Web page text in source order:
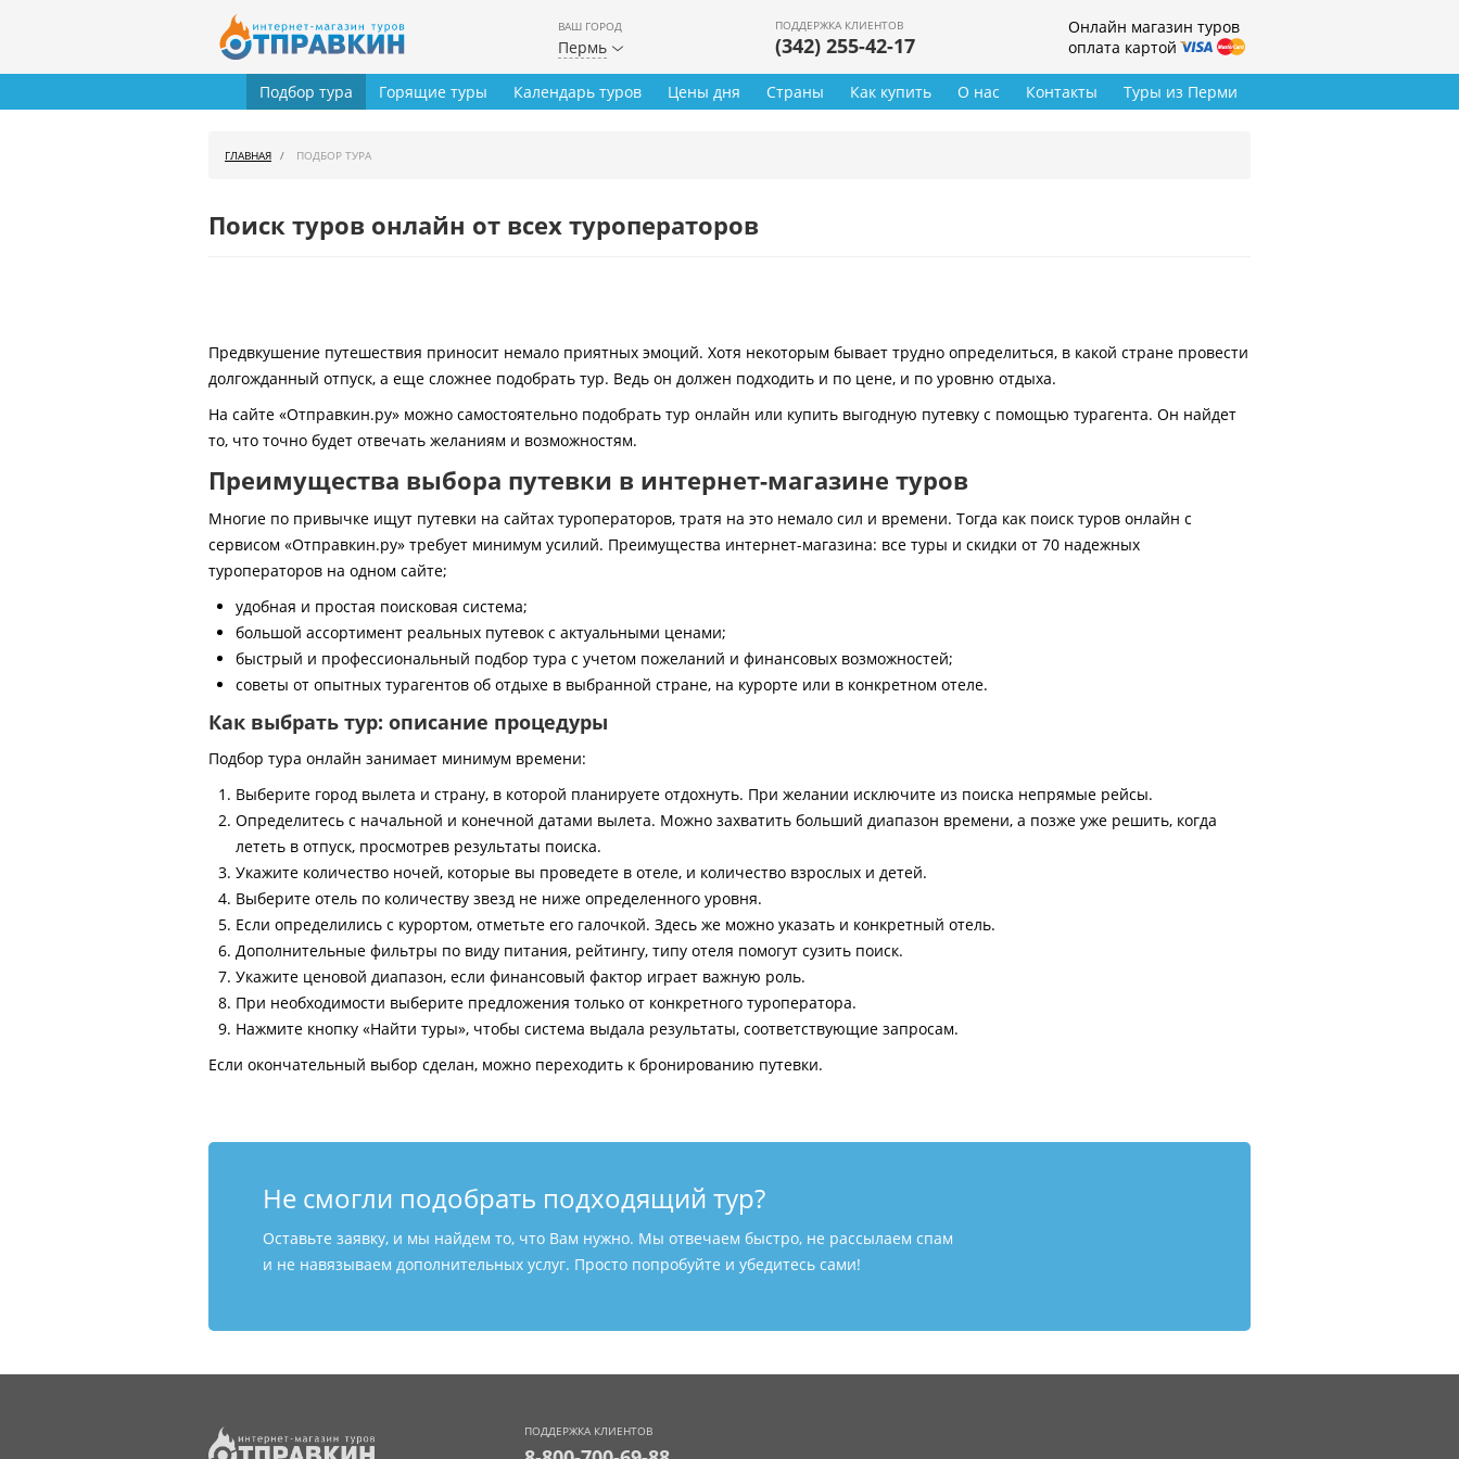
ВАШ ГОРОД
Пермь
ПОДДЕРЖКА КЛИЕНТОВ
(342) 255-42-17
Онлайн магазин туров
оплата картой
Туры из Перми
Подбор тура Горящие туры Календарь туров Цены дня Страны Как купить О нас Контакты
ГЛАВНАЯ ПОДБОР ТУРА
Поиск туров онлайн от всех туроператоров
Предвкушение путешествия приносит немало приятных эмоций. Хотя некоторым бывает трудно определиться, в какой стране провести
долгожданный отпуск, а еще сложнее подобрать тур. Ведь он должен подходить и по цене, и по уровню отдыха.
На сайте «Отправкин.ру» можно самостоятельно подобрать тур онлайн или купить выгодную путевку с помощью турагента. Он найдет
то, что точно будет отвечать желаниям и возможностям.
Преимущества выбора путевки в интернет-магазине туров
Многие по привычке ищут путевки на сайтах туроператоров, тратя на это немало сил и времени. Тогда как поиск туров онлайн с
сервисом «Отправкин.ру» требует минимум усилий. Преимущества интернет-магазина: все туры и скидки от 70 надежных
туроператоров на одном сайте;
удобная и простая поисковая система;
большой ассортимент реальных путевок с актуальными ценами;
быстрый и профессиональный подбор тура с учетом пожеланий и финансовых возможностей;
советы от опытных турагентов об отдыхе в выбранной стране, на курорте или в конкретном отеле.
Как выбрать тур: описание процедуры
Подбор тура онлайн занимает минимум времени:
Выберите город вылета и страну, в которой планируете отдохнуть. При желании исключите из поиска непрямые рейсы.
Определитесь с начальной и конечной датами вылета. Можно захватить больший диапазон времени, а позже уже решить, когда
лететь в отпуск, просмотрев результаты поиска.
Укажите количество ночей, которые вы проведете в отеле, и количество взрослых и детей.
Выберите отель по количеству звезд не ниже определенного уровня.
Если определились с курортом, отметьте его галочкой. Здесь же можно указать и конкретный отель.
Дополнительные фильтры по виду питания, рейтингу, типу отеля помогут сузить поиск.
Укажите ценовой диапазон, если финансовый фактор играет важную роль.
При необходимости выберите предложения только от конкретного туроператора.
Нажмите кнопку «Найти туры», чтобы система выдала результаты, соответствующие запросам.
Если окончательный выбор сделан, можно переходить к бронированию путевки.
Не смогли подобрать подходящий тур?
Оставьте заявку, и мы найдем то, что Вам нужно. Мы отвечаем быстро, не рассылаем спам
и не навязываем дополнительных услуг. Просто попробуйте и убедитесь сами!
ПОДДЕРЖКА КЛИЕНТОВ